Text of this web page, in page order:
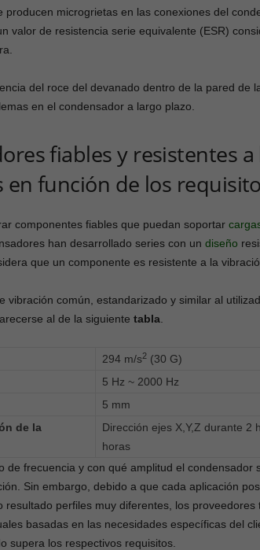
producen microgrietas en las conexiones del
valor de resistencia serie equivalente (ESR)
del roce del devanado dentro de la pared de
en el condensador a largo plazo.
fiables y resistentes a
en función de los
componentes fiables que puedan soportar
han desarrollado series con un diseño
que un componente es resistente a la
vibración común, estandarizado y similar al
al de la siguiente tabla
294 m/s2 (30 G)
5 Hz ~ 2000 Hz
5 mm
de la
Dirección ejes X,Y,Z durante 2
horas
de frecuencia y con qué amplitud el condensador
Sin embargo, debido a que cada aplicación
resultado perfiles muy diferentes, los
basadas en las necesidades específicas del
supera los respectivos requisitos.